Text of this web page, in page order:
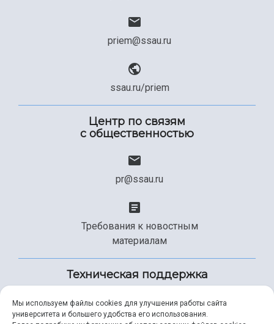
priem@ssau.ru
ssau.ru/priem
Центр по связям
с общественностью
pr@ssau.ru
Требования к новостным
материалам
Техническая поддержка
+7 (846) 267-49-99
Мы используем файлы cookies для улучшения работы сайта
университета и большего удобства его использования.